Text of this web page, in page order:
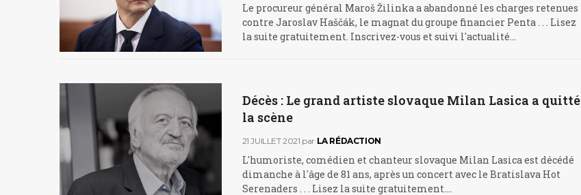
Le procureur général Maroš Žilinka a abandonné les charges retenues
contre Jaroslav Haščák, le magnat du groupe financier Penta . . . Lisez
la suite gratuitement. Inscrivez-vous et suivi l'actualité…
Décès : Le grand artiste slovaque Milan Lasica a quitté
la scène
21 JUILLET 2021 par LA RÉDACTION
L'humoriste, comédien et chanteur slovaque Milan Lasica est décédé
dimanche à l'âge de 81 ans, après un concert avec le Bratislava Hot
Serenaders . . . Lisez la suite gratuitement.…